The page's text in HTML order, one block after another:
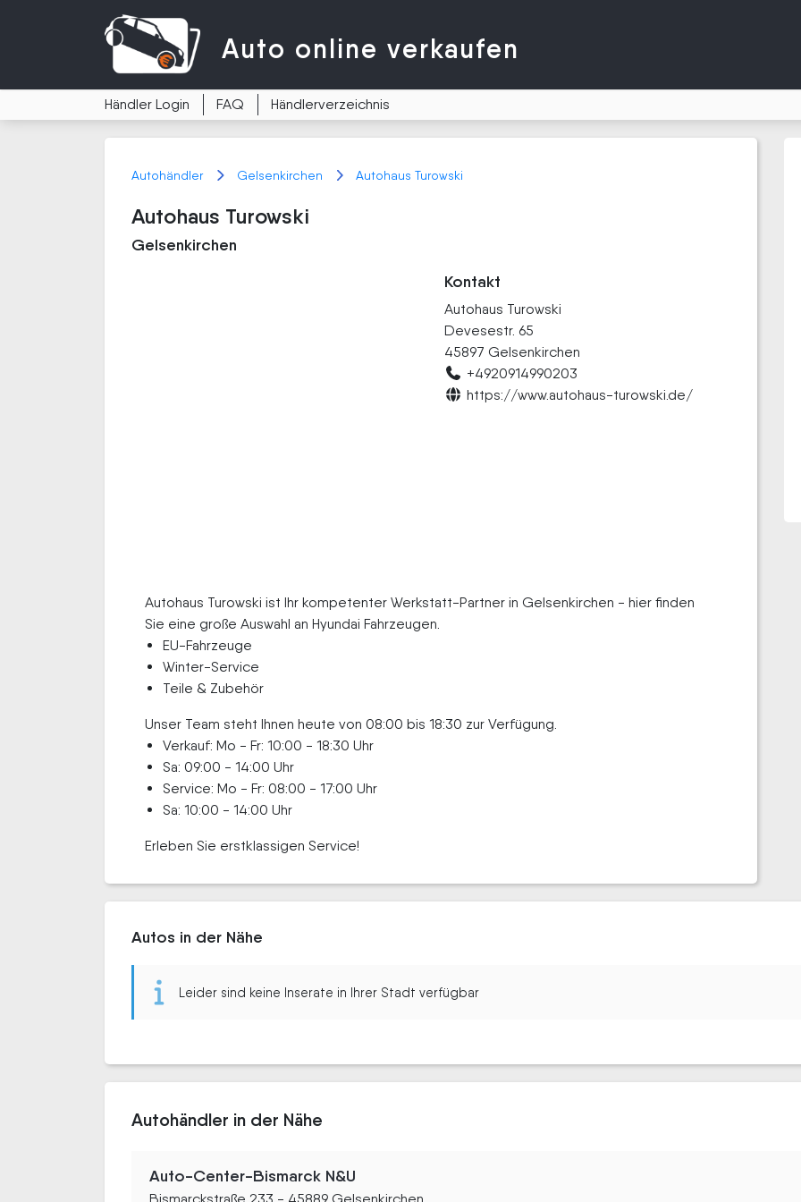
Auto online verkaufen
Händler Login FAQ Händlerverzeichnis
Autohändler Gelsenkirchen Autohaus Turowski
Autohaus Turowski
Gelsenkirchen
Kontakt
Autohaus Turowski
Devesestr. 65
45897 Gelsenkirchen
+4920914990203
https://www.autohaus-turowski.de/
Autohaus Turowski ist Ihr kompetenter Werkstatt-Partner in Gelsenkirchen - hier finden
Sie eine große Auswahl an Hyundai Fahrzeugen.
EU-Fahrzeuge
Winter-Service
Teile & Zubehör
Unser Team steht Ihnen heute von 08:00 bis 18:30 zur Verfügung.
Verkauf: Mo - Fr: 10:00 - 18:30 Uhr
Sa: 09:00 - 14:00 Uhr
Service: Mo - Fr: 08:00 - 17:00 Uhr
Sa: 10:00 - 14:00 Uhr
Erleben Sie erstklassigen Service!
Autos in der Nähe
Leider sind keine Inserate in Ihrer Stadt verfügbar
Autohändler in der Nähe
Auto-Center-Bismarck N&U